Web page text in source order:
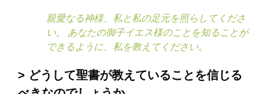
親愛なる神様、私と私の足元を照らしてくださ
い。 あなたの御子イエス様のことを知ることが
できるように、私を教えてください。
どうして聖書が教えていることを信じる